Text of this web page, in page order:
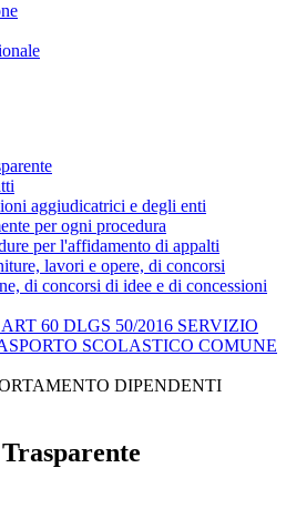
aggiudicatrici e degli enti
per ogni procedura
per l'affidamento di appalti
lavori e opere, di concorsi
di concorsi di idee e di concessioni
60 DLGS 50/2016 SERVIZIO
SCOLASTICO COMUNE
DIPENDENTI